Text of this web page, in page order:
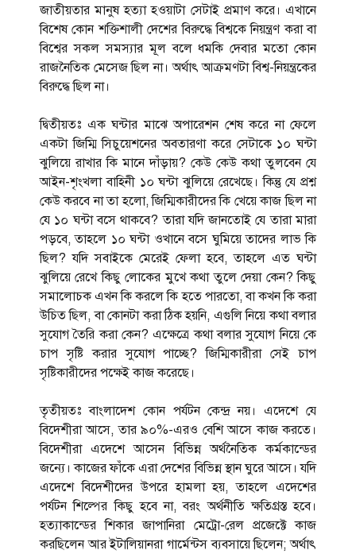
জাতীয়তার মানুষ হত্যা হওয়াটা সেটাই প্রমাণ করে। এখানে
বিশেষ কোন শক্তিশালী দেশের বিরুদ্ধে বিশ্বকে নিয়ন্ত্রণ করা বা
বিশ্বের সকল সমস্যার মূল বলে ধমকি দেবার মতো কোন
রাজনৈতিক মেসেজ ছিল না। অর্থাৎ আক্রমণটা বিশ্ব-নিয়ন্ত্রকের
বিরুদ্ধে ছিল না।
দ্বিতীয়তঃ এক ঘন্টার মাঝে অপারেশন শেষ করে না ফেলে
একটা জিম্মি সিচুয়েশনের অবতারণা করে সেটাকে ১০ ঘন্টা
ঝুলিয়ে রাখার কি মানে দাঁড়ায়? কেউ কেউ কথা তুলবেন যে
আইন-শৃংখলা বাহিনী ১০ ঘন্টা ঝুলিয়ে রেখেছে। কিন্তু যে প্রশ্ন
কেউ করবে না তা হলো, জিম্মিকারীদের কি খেয়ে কাজ ছিল না
যে ১০ ঘন্টা বসে থাকবে? তারা যদি জানতোই যে তারা মারা
পড়বে, তাহলে ১০ ঘন্টা ওখানে বসে ঘুমিয়ে তাদের লাভ কি
ছিল? যদি সবাইকে মেরেই ফেলা হবে, তাহলে এত ঘন্টা
ঝুলিয়ে রেখে কিছু লোকের মুখে কথা তুলে দেয়া কেন? কিছু
সমালোচক এখন কি করলে কি হতে পারতো, বা কখন কি করা
উচিত ছিল, বা কোনটা করা ঠিক হয়নি, এগুলি নিয়ে কথা বলার
সুযোগ তৈরি করা কেন? এক্ষেত্রে কথা বলার সুযোগ নিয়ে কে
চাপ সৃষ্টি করার সুযোগ পাচ্ছে? জিম্মিকারীরা সেই চাপ
সৃষ্টিকারীদের পক্ষেই কাজ করেছে।
তৃতীয়তঃ বাংলাদেশ কোন পর্যটন কেন্দ্র নয়। এদেশে যে
বিদেশীরা আসে, তার ৯০%-এরও বেশি আসে কাজ করতে।
বিদেশীরা এদেশে আসেন বিভিন্ন অর্থনৈতিক কর্মকান্ডের
জন্যে। কাজের ফাঁকে এরা দেশের বিভিন্ন স্থান ঘুরে আসে। যদি
এদেশে বিদেশীদের উপরে হামলা হয়, তাহলে এদেশের
পর্যটন শিল্পের কিছু হবে না, বরং অর্থনীতি ক্ষতিগ্রস্ত হবে।
হত্যাকান্ডের শিকার জাপানিরা মেট্রো-রেল প্রজেক্টে কাজ
করছিলেন আর ইটালিয়ানরা গার্মেন্টস ব্যবসায়ে ছিলেন; অর্থাৎ